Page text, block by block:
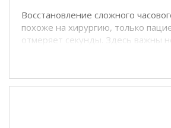
Восстановление сложного
похоже на хирургию, только
отмеряет секунды. Здесь важны
меры, уважение к истории
чтобы собрать тысячи микросхем
единый ритм. Эта статья не